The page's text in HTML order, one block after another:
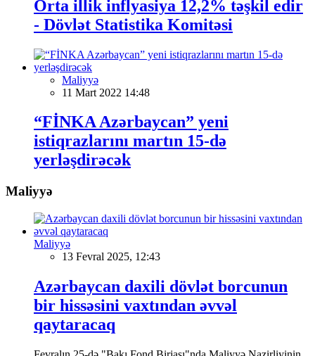
Orta illik inflyasiya 12,2% təşkil edir
- Dövlət Statistika Komitəsi
Maliyyə
11 Mart 2022 14:48
“FİNKA Azərbaycan” yeni
istiqrazlarını martın 15-də
yerləşdirəcək
Maliyyə
Maliyyə
13 Fevral 2025, 12:43
Azərbaycan daxili dövlət borcunun
bir hissəsini vaxtından əvvəl
qaytaracaq